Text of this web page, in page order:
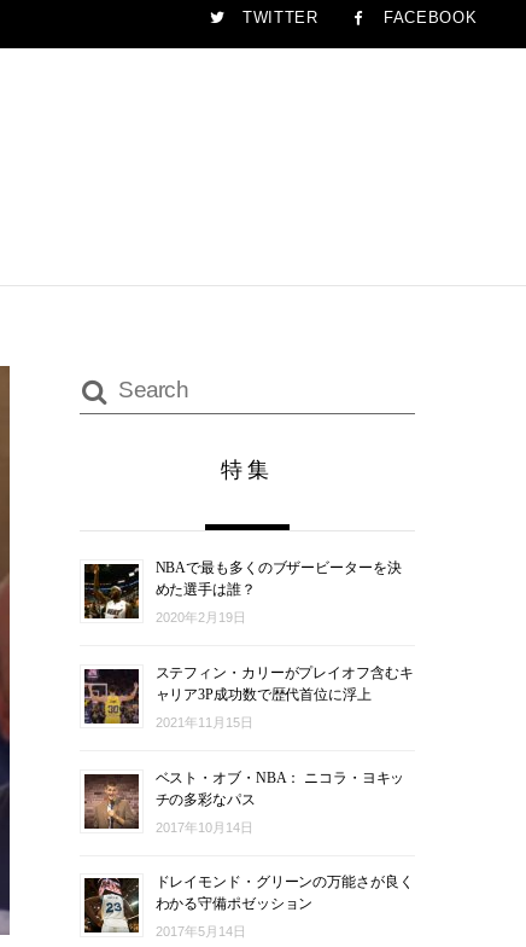
TWITTER FACEBOOK
特集
NBAで最も多くのブザービーターを決
めた選手は誰？
2020年2月19日
ステフィン・カリーがプレイオフ含むキ
ャリア3P成功数で歴代首位に浮上
2021年11月15日
ベスト・オブ・NBA： ニコラ・ヨキッ
チの多彩なパス
2017年10月14日
ドレイモンド・グリーンの万能さが良く
わかる守備ポゼッション
2017年5月14日